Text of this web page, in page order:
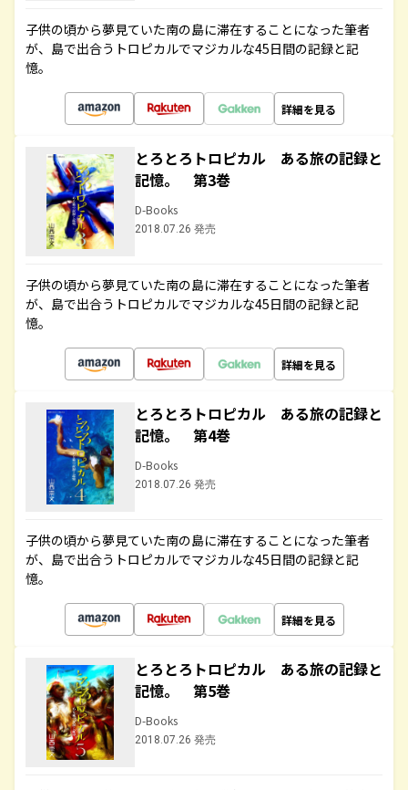
子供の頃から夢見ていた南の島に滞在することになった筆者
が、島で出合うトロピカルでマジカルな45日間の記録と記
憶。
詳細を見る
とろとろトロピカル ある旅の記録と
記憶。 第3巻
D-Books
2018.07.26 発売
子供の頃から夢見ていた南の島に滞在することになった筆者
が、島で出合うトロピカルでマジカルな45日間の記録と記
憶。
詳細を見る
とろとろトロピカル ある旅の記録と
記憶。 第4巻
D-Books
2018.07.26 発売
子供の頃から夢見ていた南の島に滞在することになった筆者
が、島で出合うトロピカルでマジカルな45日間の記録と記
憶。
詳細を見る
とろとろトロピカル ある旅の記録と
記憶。 第5巻
D-Books
2018.07.26 発売